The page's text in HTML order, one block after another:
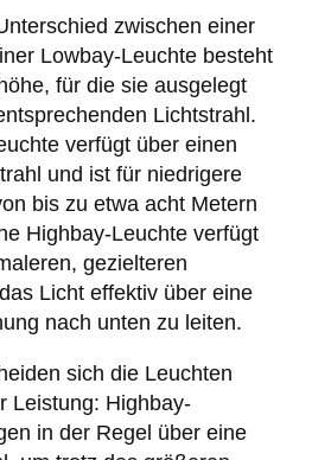
zwischen einer
Lowbay-Leuchte besteht
für die sie ausgelegt
Lichtstrahl.
verfügt über einen
und ist für niedrigere
bis zu etwa acht Metern
Highbay-Leuchte verfügt
gezielteren
Licht effektiv über eine
nach unten zu leiten.
sich die Leuchten
Leistung: Highbay-
in der Regel über eine